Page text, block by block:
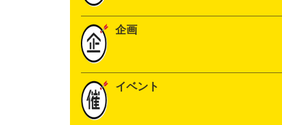
企画
イベント